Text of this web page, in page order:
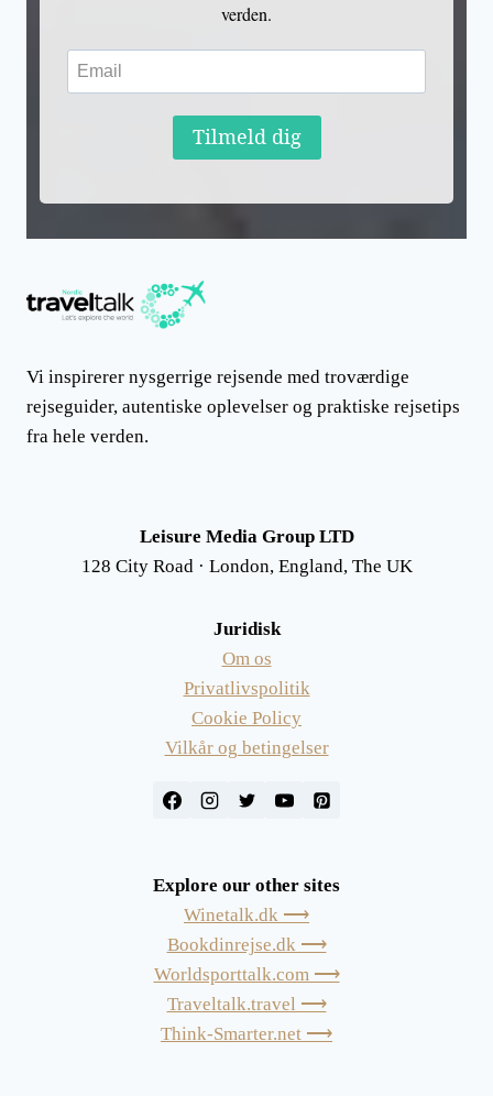
verden.
Tilmeld dig
Vi inspirerer nysgerrige rejsende med troværdige
rejseguider, autentiske oplevelser og praktiske rejsetips
fra hele verden.
Leisure Media Group LTD
128 City Road · London, England, The UK
Juridisk
Om os
Privatlivspolitik
Cookie Policy
Vilkår og betingelser
Explore our other sites
Winetalk.dk ⟶
Bookdinrejse.dk ⟶
Worldsporttalk.com ⟶
Traveltalk.travel ⟶
Think-Smarter.net ⟶